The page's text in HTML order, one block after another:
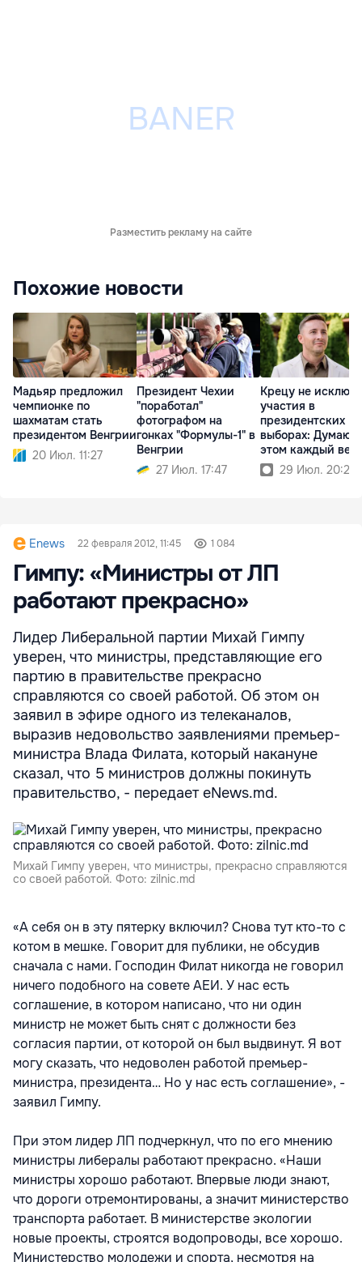
Разместить рекламу на сайте
Похожие новости
Мадьяр предложил
чемпионке по
шахматам стать
президентом Венгрии
20 Июл. 11:27
Президент Чехии
"поработал"
фотографом на
гонках "Формулы-1" в
Венгрии
27 Июл. 17:47
Крецу не
участия в
президентских
выборах: Думаю
этом каждый
29 Июл. 20:23
Enews 22 февраля 2012, 11:45 1 084
Гимпу: «Министры от ЛП
работают прекрасно»
Лидер Либеральной партии Михай Гимпу
уверен, что министры, представляющие его
партию в правительстве прекрасно
справляются со своей работой. Об этом он
заявил в эфире одного из телеканалов,
выразив недовольство заявлениями премьер-
министра Влада Филата, который накануне
сказал, что 5 министров должны покинуть
правительство, - передает eNews.md.
Михай Гимпу уверен, что министры, прекрасно справляются
со своей работой. Фото: zilnic.md
«А себя он в эту пятерку включил? Снова тут кто-то с
котом в мешке. Говорит для публики, не обсудив
сначала с нами. Господин Филат никогда не говорил
ничего подобного на совете АЕИ. У нас есть
соглашение, в котором написано, что ни один
министр не может быть снят с должности без
согласия партии, от которой он был выдвинут. Я вот
могу сказать, что недоволен работой премьер-
министра, президента… Но у нас есть соглашение», -
заявил Гимпу.
При этом лидер ЛП подчеркнул, что по его мнению
министры либералы работают прекрасно. «Наши
министры хорошо работают. Впервые люди знают,
что дороги отремонтированы, а значит министерство
транспорта работает. В министерстве экологии
новые проекты, строятся водопроводы, все хорошо.
Министерство молодежи и спорта, несмотря на